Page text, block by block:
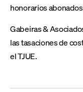
honorarios
Gabeiras &
las tasaciones de
el TJUE.